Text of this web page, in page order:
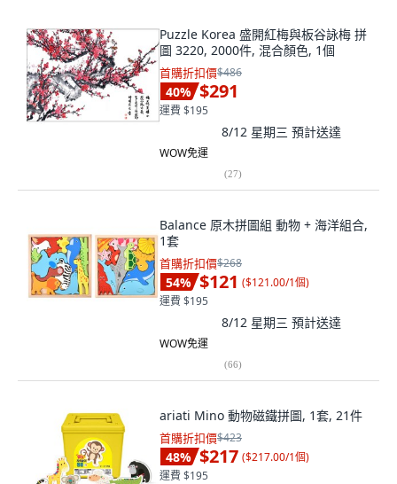
Puzzle Korea 盛開紅梅與板谷詠梅 拼
圖 3220, 2000件, 混合顏色, 1個
首購折扣價$486
40% $291
運費 $195
8/12 星期三 預計送達
WOW免運
(27)
Balance 原木拼圖組 動物 + 海洋組合,
1套
首購折扣價$268
54% $121 ($121.00/1個)
運費 $195
8/12 星期三 預計送達
WOW免運
(66)
ariati Mino 動物磁鐵拼圖, 1套, 21件
首購折扣價$423
48% $217 ($217.00/1個)
運費 $195